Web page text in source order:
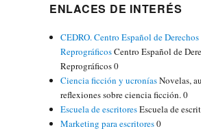
ENLACES DE INTERÉS
CEDRO. Centro Español de Derechos
ReprográficosCentro Español de
Reprográficos 0
Ciencia ficción y ucroníasNovelas,
reflexiones sobre ciencia ficción. 0
Escuela de escritoresEscuela de
Marketing para escritores0